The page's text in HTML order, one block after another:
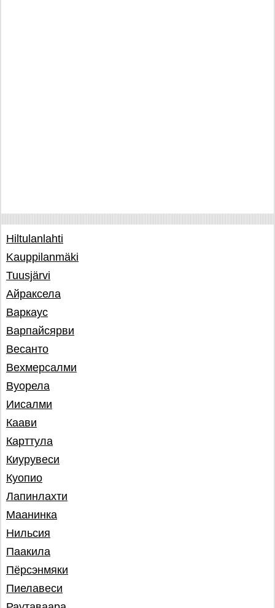
Hiltulanlahti
Kauppilanmäki
Tuusjärvi
Айраксела
Варкаус
Варпайсярви
Весанто
Вехмерсалми
Вуорела
Иисалми
Каави
Карттула
Киурувеси
Куопио
Лапинлахти
Маанинка
Нильсия
Паакила
Пёрсэнмяки
Пиелавеси